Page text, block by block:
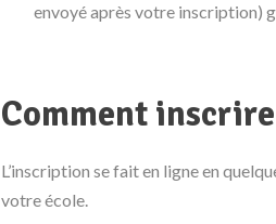
envoyé après votre inscription)
Comment
L’inscription se fait en ligne en
votre école.